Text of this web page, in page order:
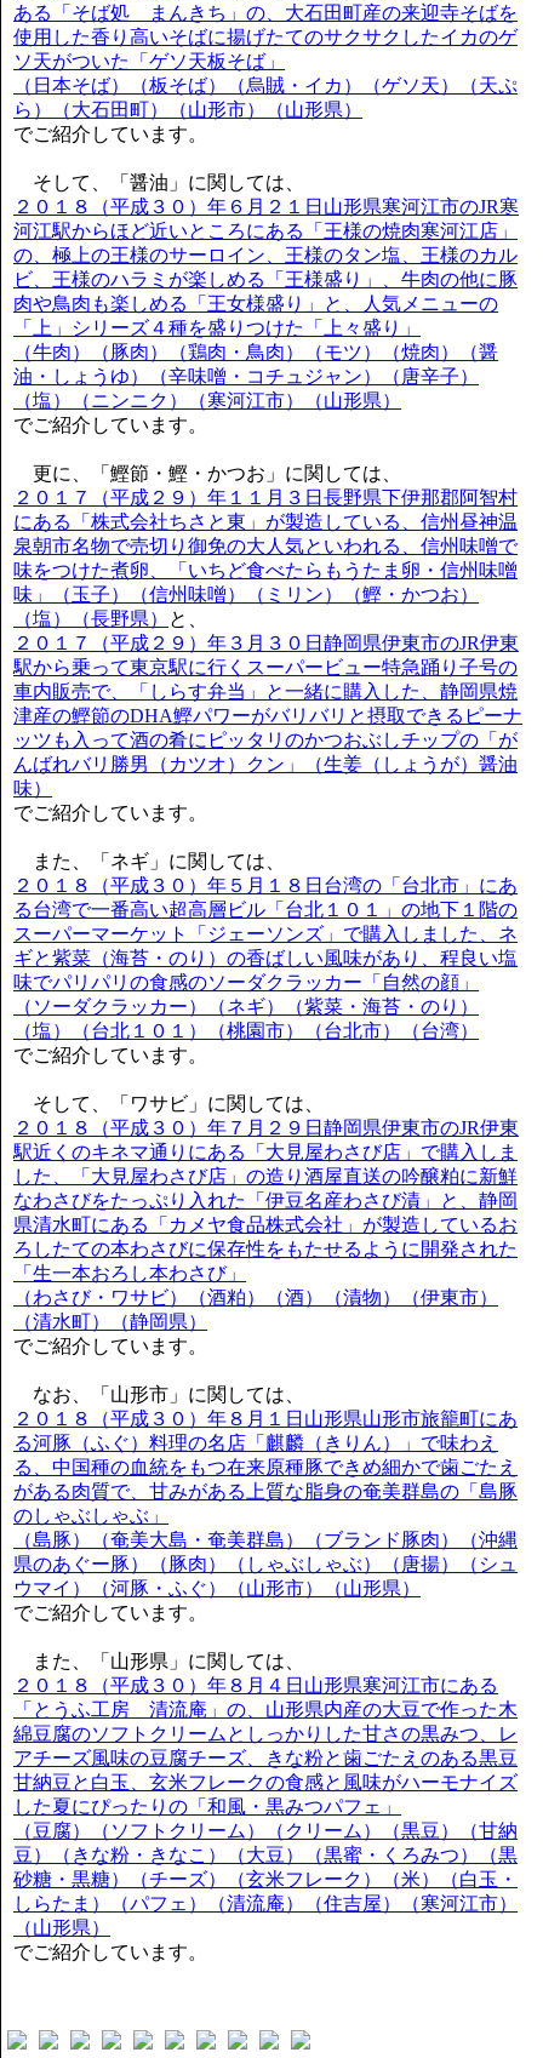
ある「そば処 まんきち」の、大石田町産の来迎寺そばを
使用した香り高いそばに揚げたてのサクサクしたイカのゲ
ソ天がついた「ゲソ天板そば」
（日本そば）（板そば）（烏賊・イカ）（ゲソ天）（天ぷ
ら）（大石田町）（山形市）（山形県）
でご紹介しています。
そして、「醤油」に関しては、
２０１８（平成３０）年６月２１日山形県寒河江市のJR寒
河江駅からほど近いところにある「王様の焼肉寒河江店」
の、極上の王様のサーロイン、王様のタン塩、王様のカル
ビ、王様のハラミが楽しめる「王様盛り」、牛肉の他に豚
肉や鳥肉も楽しめる「王女様盛り」と、人気メニューの
「上」シリーズ４種を盛りつけた「上々盛り」
（牛肉）（豚肉）（鶏肉・鳥肉）（モツ）（焼肉）（醤
油・しょうゆ）（辛味噌・コチュジャン）（唐辛子）
（塩）（ニンニク）（寒河江市）（山形県）
でご紹介しています。
更に、「鰹節・鰹・かつお」に関しては、
２０１７（平成２９）年１１月３日長野県下伊那郡阿智村
にある「株式会社ちさと東」が製造している、信州昼神温
泉朝市名物で売切り御免の大人気といわれる、信州味噌で
味をつけた煮卵、「いちど食べたらもうたま卵・信州味噌
味」（玉子）（信州味噌）（ミリン）（鰹・かつお）
（塩）（長野県）
と、
２０１７（平成２９）年３月３０日静岡県伊東市のJR伊東
駅から乗って東京駅に行くスーパービュー特急踊り子号の
車内販売で、「しらす弁当」と一緒に購入した、静岡県焼
津産の鰹節のDHA鰹パワーがバリバリと摂取できるピーナ
ッツも入って酒の肴にピッタリのかつおぶしチップの「が
んばれバリ勝男（カツオ）クン」（生姜（しょうが）醤油
味）
でご紹介しています。
また、「ネギ」に関しては、
２０１８（平成３０）年５月１８日台湾の「台北市」にあ
る台湾で一番高い超高層ビル「台北１０１」の地下１階の
スーパーマーケット「ジェーソンズ」で購入しました、ネ
ギと紫菜（海苔・のり）の香ばしい風味があり、程良い塩
味でパリパリの食感のソーダクラッカー「自然の顔」
（ソーダクラッカー）（ネギ）（紫菜・海苔・のり）
（塩）（台北１０１）（桃園市）（台北市）（台湾）
でご紹介しています。
そして、「ワサビ」に関しては、
２０１８（平成３０）年７月２９日静岡県伊東市のJR伊東
駅近くのキネマ通りにある「大見屋わさび店」で購入しま
した、「大見屋わさび店」の造り酒屋直送の吟醸粕に新鮮
なわさびをたっぷり入れた「伊豆名産わさび漬」と、静岡
県清水町にある「カメヤ食品株式会社」が製造しているお
ろしたての本わさびに保存性をもたせるように開発された
「生一本おろし本わさび」
（わさび・ワサビ）（酒粕）（酒）（漬物）（伊東市）
（清水町）（静岡県）
でご紹介しています。
なお、「山形市」に関しては、
２０１８（平成３０）年８月１日山形県山形市旅籠町にあ
る河豚（ふぐ）料理の名店「麒麟（きりん）」で味わえ
る、中国種の血統をもつ在来原種豚できめ細かで歯ごたえ
がある肉質で、甘みがある上質な脂身の奄美群島の「島豚
のしゃぶしゃぶ」
（島豚）（奄美大島・奄美群島）（ブランド豚肉）（沖縄
県のあぐー豚）（豚肉）（しゃぶしゃぶ）（唐揚）（シュ
ウマイ）（河豚・ふぐ）（山形市）（山形県）
でご紹介しています。
また、「山形県」に関しては、
２０１８（平成３０）年８月４日山形県寒河江市にある
「とうふ工房 清流庵」の、山形県内産の大豆で作った木
綿豆腐のソフトクリームとしっかりした甘さの黒みつ、レ
アチーズ風味の豆腐チーズ、きな粉と歯ごたえのある黒豆
甘納豆と白玉、玄米フレークの食感と風味がハーモナイズ
した夏にぴったりの「和風・黒みつパフェ」
（豆腐）（ソフトクリーム）（クリーム）（黒豆）（甘納
豆）（きな粉・きなこ）（大豆）（黒蜜・くろみつ）（黒
砂糖・黒糖）（チーズ）（玄米フレーク）（米）（白玉・
しらたま）（パフェ）（清流庵）（住吉屋）（寒河江市）
（山形県）
でご紹介しています。